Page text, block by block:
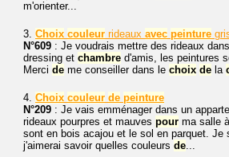
m'orienter...
3. Choix couleur rideaux avec peinture
N°609 : Je voudrais mettre des rideaux
dressing et chambre d'amis, les peintures
Merci de me conseiller dans le choix de la
4. Choix couleur de peinture
N°209 : Je vais emménager dans un
rideaux pourpres et mauves pour ma salle
sont en bois acajou et le sol en parquet. Je
j'aimerai savoir quelles couleurs de...